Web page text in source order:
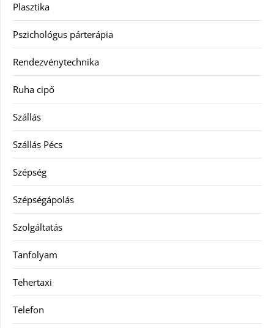
Plasztika
Pszichológus párterápia
Rendezvénytechnika
Ruha cipő
Szállás
Szállás Pécs
Szépség
Szépségápolás
Szolgáltatás
Tanfolyam
Tehertaxi
Telefon